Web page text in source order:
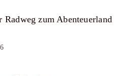
Radweg zum Abenteuerland